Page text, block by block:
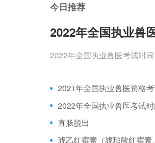
今日推荐
2022年全国执业兽
2022年全国执业兽医考试时间
2022年全国执业兽医考试
直肠脱出
琥乙红霉素（琥珀酸红霉素